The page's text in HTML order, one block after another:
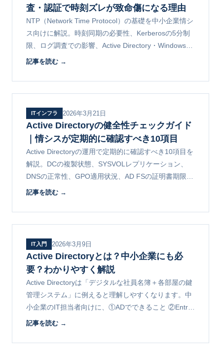
査・認証で時刻ズレが致命傷になる理由
NTP（Network Time Protocol）の基礎を中小企業情シ
ス向けに解説。時刻同期の必要性、Kerberosの5分制
限、ログ調査での影響、Active Directory・Windowsク
ライアント・サーバの設定、stratum構造とNTPサーバ
記事を読む →
ITインフラ 2026年3月21日
Active Directoryの健全性チェックガイド
｜情シスが定期的に確認すべき10項目
Active Directoryの運用で定期的に確認すべき10項目を
解説。DCの複製状態、SYSVOLレプリケーション、
DNSの正常性、GPO適用状況、AD FSの証明書期限、
不要アカウントの棚卸しなど、トラブルを未然に防ぐ
記事を読む →
IT入門 2026年3月9日
Active Directoryとは？中小企業にも必
要？わかりやすく解説
Active Directoryは「デジタルな社員名簿＋各部屋の鍵
管理システム」に例えると理解しやすくなります。中
小企業のIT担当者向けに、①ADでできること ②Entra
ID（旧Azure AD）との違い ③M365利用企業の活用法
記事を読む →